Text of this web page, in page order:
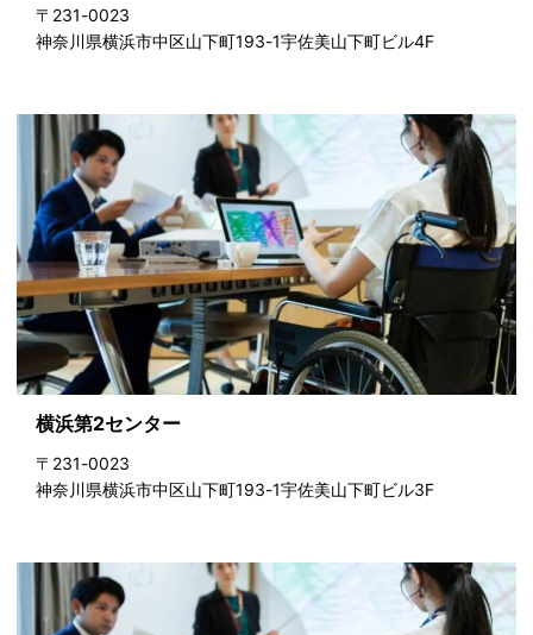
〒231-0023
神奈川県横浜市中区山下町193-1宇佐美山下町ビル4F
横浜第2センター
〒231-0023
神奈川県横浜市中区山下町193-1宇佐美山下町ビル3F